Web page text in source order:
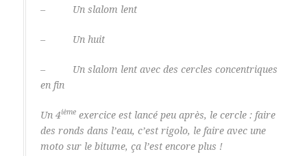
– Un slalom lent
– Un huit
– Un slalom lent avec des cercles concentriques
en fin
Un 4ièmeexercice est lancé peu après, le cercle : faire
des ronds dans l’eau, c’est rigolo, le faire avec une
moto sur le bitume, ça l’est encore plus !